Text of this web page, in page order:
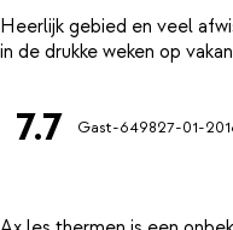
Heerlijk gebied en veel
7.7 Gast-649827-01-